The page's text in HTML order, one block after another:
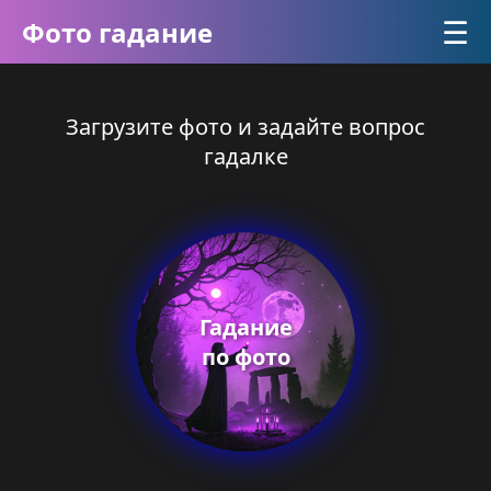
Фото гадание ☰
Загрузите фото и задайте вопрос
гадалке
Гадание
по фото